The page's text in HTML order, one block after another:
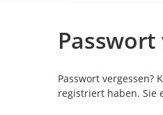
Passwort
Passwort vergessen?
registriert haben. Sie